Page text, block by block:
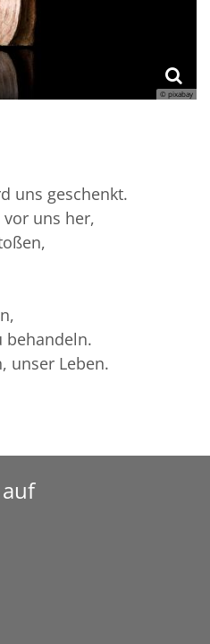
© pixabay
uns geschenkt.
uns her,
behandeln.
unser Leben.